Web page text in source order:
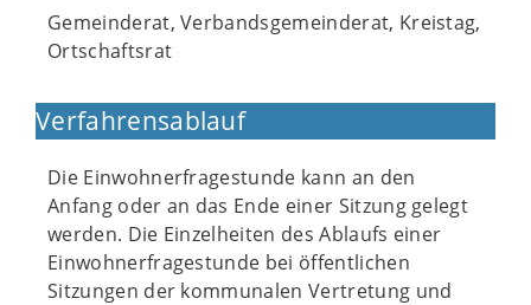
Gemeinderat, Verbandsgemeinderat, Kreistag,
Ortschaftsrat
Verfahrensablauf
Die Einwohnerfragestunde kann an den
Anfang oder an das Ende einer Sitzung gelegt
werden. Die Einzelheiten des Ablaufs einer
Einwohnerfragestunde bei öffentlichen
Sitzungen der kommunalen Vertretung und